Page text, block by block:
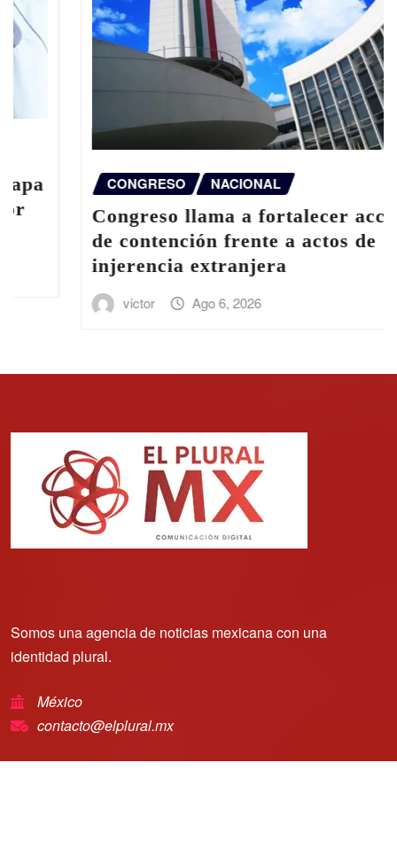
CONGRESO NACIONAL
Congreso llama a fortalecer acciones
de contención frente a actos de
injerencia extranjera
Ago 6, 2026
Somos una agencia de noticias mexicana con una
identidad plural.
México
contacto@elplural.mx